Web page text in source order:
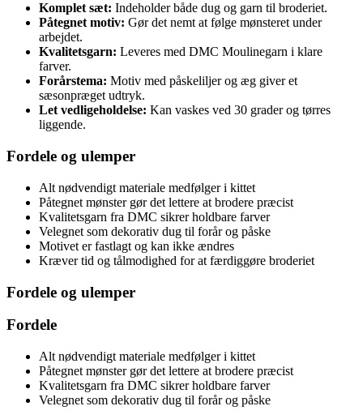
Komplet sæt: Indeholder både dug og garn til broderiet.
Påtegnet motiv: Gør det nemt at følge mønsteret under
arbejdet.
Kvalitetsgarn: Leveres med DMC Moulinegarn i klare
farver.
Forårstema: Motiv med påskeliljer og æg giver et
sæsonpræget udtryk.
Let vedligeholdelse: Kan vaskes ved 30 grader og tørres
liggende.
Fordele og ulemper
Alt nødvendigt materiale medfølger i kittet
Påtegnet mønster gør det lettere at brodere præcist
Kvalitetsgarn fra DMC sikrer holdbare farver
Velegnet som dekorativ dug til forår og påske
Motivet er fastlagt og kan ikke ændres
Kræver tid og tålmodighed for at færdiggøre broderiet
Fordele og ulemper
Fordele
Alt nødvendigt materiale medfølger i kittet
Påtegnet mønster gør det lettere at brodere præcist
Kvalitetsgarn fra DMC sikrer holdbare farver
Velegnet som dekorativ dug til forår og påske